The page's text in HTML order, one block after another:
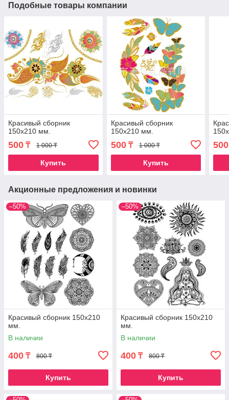
Подобные товары компании
Красивый сборник
150х210 мм.
500 ₸ 1 000 ₸
Купить
Красивый сборник
150х210 мм.
500₸ 1 000 ₸
Купить
500
Акционные предложения и новинки
–50%
Красивый сборник 150х210
мм.
В наличии
400 ₸ 800 ₸
Купить
–50%
Красивый сборник 150х210
мм.
В наличии
400 ₸ 800 ₸
Купить